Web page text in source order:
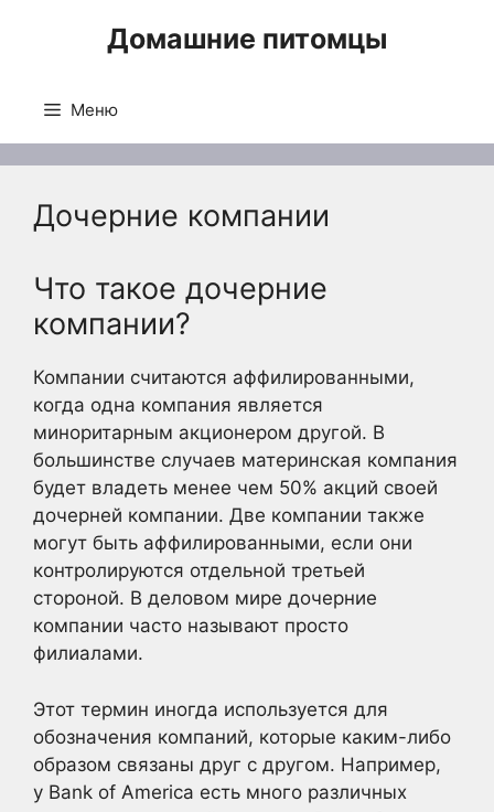
Домашние питомцы
Меню
Дочерние компании
Что такое дочерние
компании?
Компании считаются аффилированными,
когда одна компания является
миноритарным акционером другой. В
большинстве случаев материнская компания
будет владеть менее чем 50% акций своей
дочерней компании. Две компании также
могут быть аффилированными, если они
контролируются отдельной третьей
стороной. В деловом мире дочерние
компании часто называют просто
филиалами.
Этот термин иногда используется для
обозначения компаний, которые каким-либо
образом связаны друг с другом. Например,
у Bank of America есть много различных